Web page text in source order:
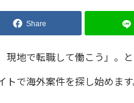
Share
現地で転職して働こう」。
で海外案件を探し始めます